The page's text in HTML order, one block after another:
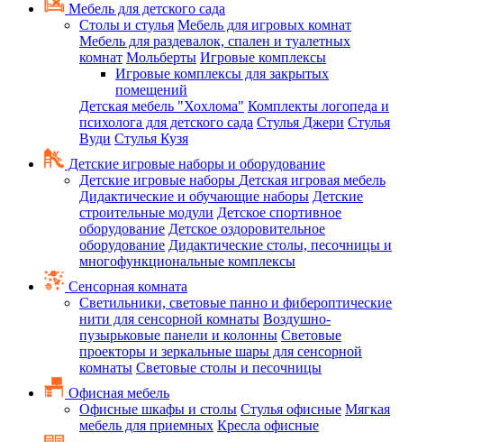
Мебель для детского сада
Столы и стулья Мебель для игровых комнат
Мебель для раздевалок, спален и туалетных
комнат Мольберты Игровые комплексы
Игровые комплексы для закрытых
помещений
Детская мебель "Хохлома" Комплекты логопеда и
психолога для детского сада Стулья Джери Стулья
Вуди Стулья Кузя
Детские игровые наборы и оборудование
Детские игровые наборы Детская игровая мебель
Дидактические и обучающие наборы Детские
строительные модули Детское спортивное
оборудование Детское оздоровительное
оборудование Дидактические столы, песочницы и
многофункциональные комплексы
Сенсорная комната
Светильники, световые панно и фибероптические
нити для сенсорной комнаты Воздушно-
пузырьковые панели и колонны Световые
проекторы и зеркальные шары для сенсорной
комнаты Световые столы и песочницы
Офисная мебель
Офисные шкафы и столы Стулья офисные Мягкая
мебель для приемных Кресла офисные